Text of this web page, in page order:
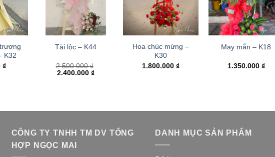
K32
₫
Tài lộc – K44
2.500.000₫
Giá
2.400.000 ₫Giá
Hoa chúc mừng –
K30
1.800.000₫
May mắn – K18
1.350.000 ₫
CÔNG TY TNHH TM DV TỔNG
HỢP NGỌC MAI
DANH MỤC SẢN PHẨM